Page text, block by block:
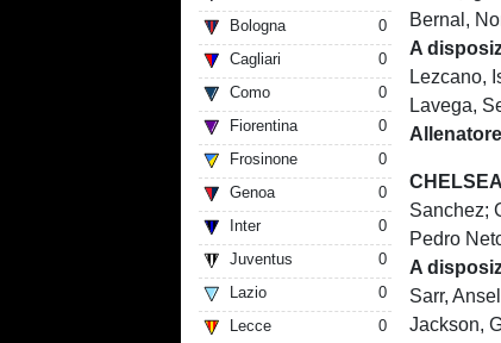
Bologna
0
Cagliari
0
Como
0
Fiorentina
0
Frosinone
0
Genoa
0
Inter
0
Juventus
0
Lazio
0
Lecce
0
Bernal,
A
Lezcano,
Lavega,
CHELSEA
Sanchez;
Pedro
A
Sarr,
Jackson,